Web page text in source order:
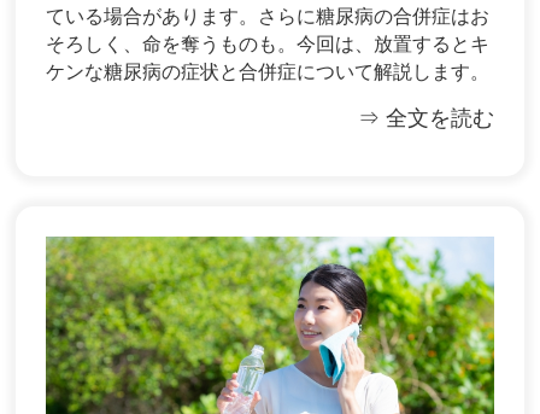
ている場合があります。さらに糖尿病の合併症はお
そろしく、命を奪うものも。今回は、放置するとキ
ケンな糖尿病の症状と合併症について解説します。
⇒ 全文を読む